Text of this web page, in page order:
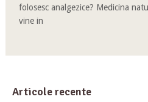
folosesc analgezice? Medicina
vine in
Articole recente